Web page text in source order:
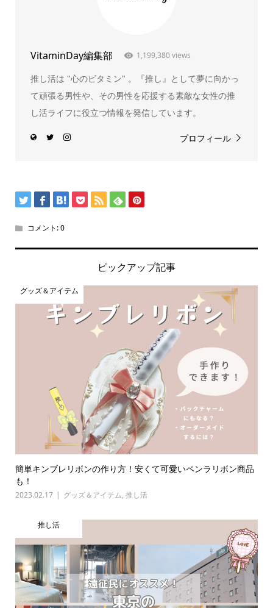
VitaminDay編集部 1,199,380 views
推し活は "心のビタミン" 。『推し』として夢に向かっ
て頑張る男性や、その男性を応援する素敵な女性の推
し活ライフに役立つ情報を発信しています。
プロフィール
コメント:0
ピックアップ記事
グッズ＆アイテム
簡単キンブレリボンの作り方！安くて可愛いペンラリボン商品
も！
2023.02.17 グッズ＆アイテム, 推し活
推し活